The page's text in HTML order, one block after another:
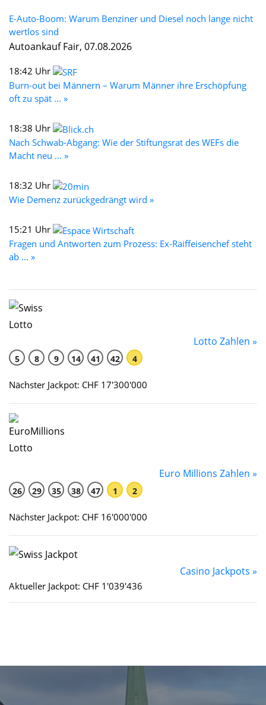
E-Auto-Boom: Warum Benziner und Diesel noch lange nicht
wertlos sind
Autoankauf Fair, 07.08.2026
18:42 Uhr
Burn-out bei Männern – Warum Männer ihre Erschöpfung
oft zu spät ... »
18:38 Uhr
Nach Schwab-Abgang: Wie der Stiftungsrat des WEFs die
Macht neu ... »
18:32 Uhr
Wie Demenz zurückgedrängt wird »
15:21 Uhr
Fragen und Antworten zum Prozess: Ex-Raiffeisenchef steht
ab ... »
Lotto Zahlen »
5 8 9 14 41 42 4
Nächster Jackpot: CHF 17'300'000
Euro Millions Zahlen »
26 29 35 38 47 1 2
Nächster Jackpot: CHF 16'000'000
Casino Jackpots »
Aktueller Jackpot: CHF 1'039'436